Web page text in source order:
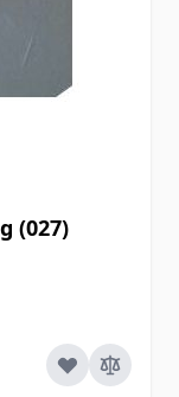
(027)